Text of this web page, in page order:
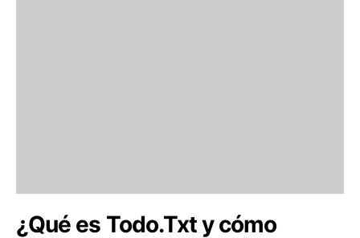
¿Qué es Todo.Txt y cómo